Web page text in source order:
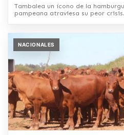
Tambalea un ícono de la
pampeana atraviesa su peor crisis.
NACIONALES